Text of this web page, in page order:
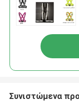
Συνιστώμενα